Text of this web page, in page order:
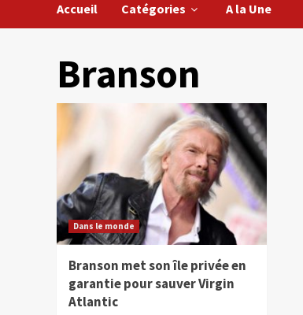
Accueil Catégories A la Une
Branson
Dans le monde
Branson met son île privée en
garantie pour sauver Virgin
Atlantic